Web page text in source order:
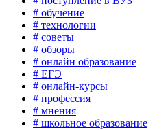
# обучение
# технологии
# советы
# обзоры
# онлайн образование
# ЕГЭ
# онлайн-курсы
# профессия
# мнения
# школьное образование